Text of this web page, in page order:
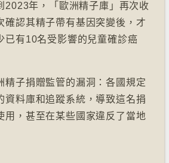
2023年，「歐洲精子庫」再次收
確認其精子帶有基因突變後，才
已有10名受影響的兒童確診癌
精子捐贈監管的漏洞：各國規定
資料庫和追蹤系統，導致這名捐
用，甚至在某些國家違反了當地